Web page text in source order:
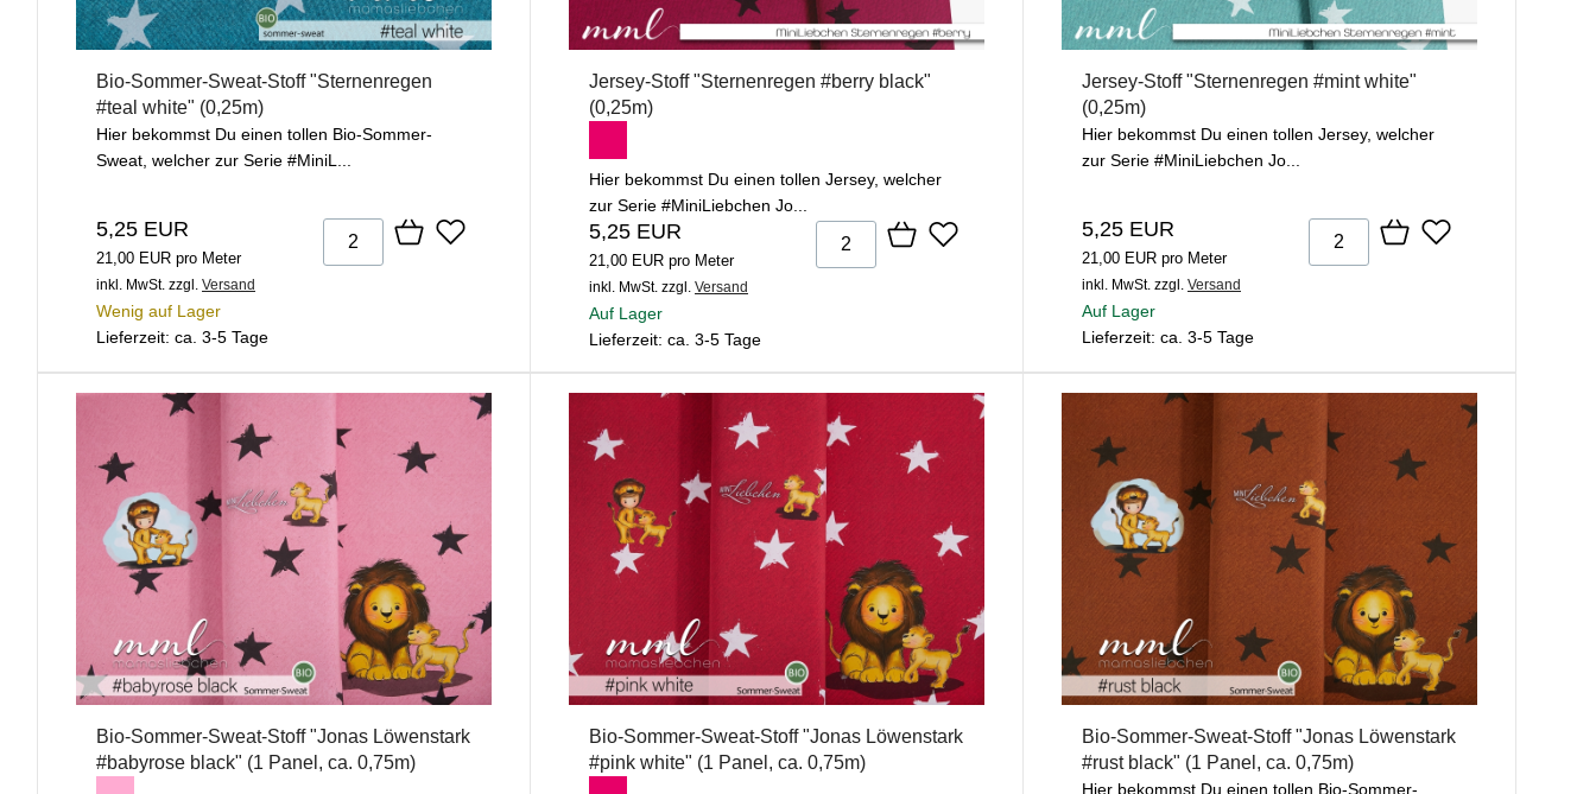
Bio-Sommer-Sweat-Stoff "Sternenregen
#teal white" (0,25m)
Hier bekommst Du einen tollen Bio-Sommer-
Sweat, welcher zur Serie #MiniL...
5,25 EUR
21,00 EUR pro Meter
inkl. MwSt. zzgl. Versand
Wenig auf Lager
Lieferzeit: ca. 3-5 Tage
Jersey-Stoff "Sternenregen #berry black"
(0,25m)
Hier bekommst Du einen tollen Jersey, welcher
zur Serie #MiniLiebchen Jo...
5,25 EUR
21,00 EUR pro Meter
inkl. MwSt. zzgl. Versand
Auf Lager
Lieferzeit: ca. 3-5 Tage
Jersey-Stoff "Sternenregen #mint white"
(0,25m)
Hier bekommst Du einen tollen Jersey, welcher
zur Serie #MiniLiebchen Jo...
5,25 EUR
21,00 EUR pro Meter
inkl. MwSt. zzgl. Versand
Auf Lager
Lieferzeit: ca. 3-5 Tage
Bio-Sommer-Sweat-Stoff "Jonas Löwenstark
#babyrose black" (1 Panel, ca. 0,75m)
Bio-Sommer-Sweat-Stoff "Jonas Löwenstark
#pink white" (1 Panel, ca. 0,75m)
Bio-Sommer-Sweat-Stoff "Jonas Löwenstark
#rust black" (1 Panel, ca. 0,75m)
Hier bekommst Du einen tollen Bio-Sommer-